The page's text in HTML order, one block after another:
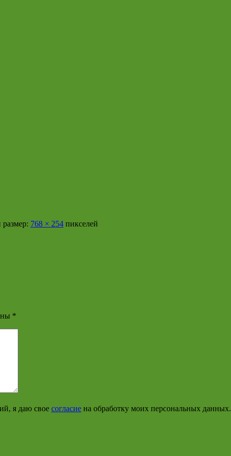
768 × 254 пикселей
*
я даю свое согласие на обработку моих персональных данных.